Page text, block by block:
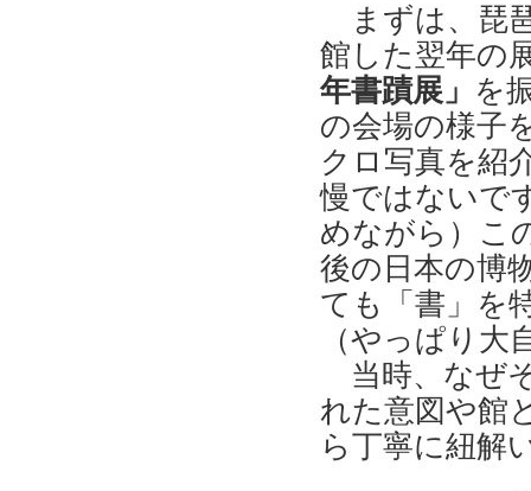
まずは、琵
館した翌年の
年書蹟展」 を
の会場の様子
クロ写真を紹
慢ではないで
めながら）こ
後の日本の博
ても「書」を
（やっぱり大
当時、なぜ
れた意図や館
ら丁寧に紐解